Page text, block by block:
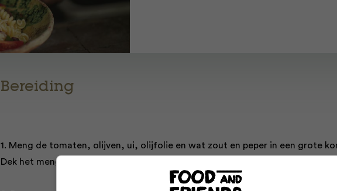
Bereiding
1. Meng de tomaten, olijven, ui, olijfolie en wat zout en peper in een grote
Dek het mengsel af en houd het apart.